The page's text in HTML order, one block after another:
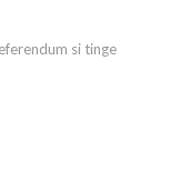
si tinge